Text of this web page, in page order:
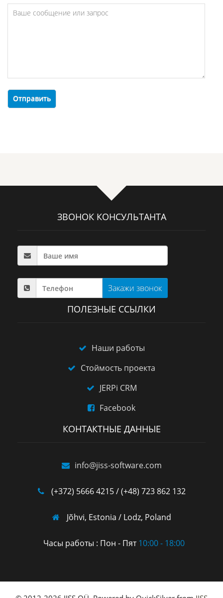
ЗВОНОК КОНСУЛЬТАНТА
Закажи звонок
ПОЛЕЗНЫЕ ССЫЛКИ
Наши работы
Стоймость проекта
JERPi CRM
Facebook
КОНТАКТНЫЕ ДАННЫЕ
info@jiss-software.com
(+372) 5666 4215 / (+48) 723 862 132
Jõhvi, Estonia / Lodz, Poland
Часы работы : Пон - Пят10:00 - 18:00